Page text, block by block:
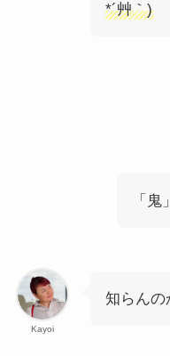
*´艸｀)
「
Kayoi
知らんの